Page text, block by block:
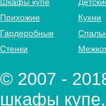
Прихожие
Гардеробные
Стенки
Кухни
© 2007 -
шкафы купе,